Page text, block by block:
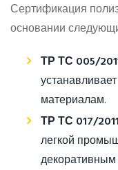
Сертификация
основании
ТР ТС 005/
материалам.
ТР ТС 017/2011
легкой